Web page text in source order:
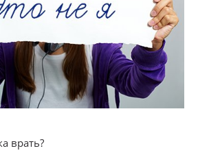
врать?